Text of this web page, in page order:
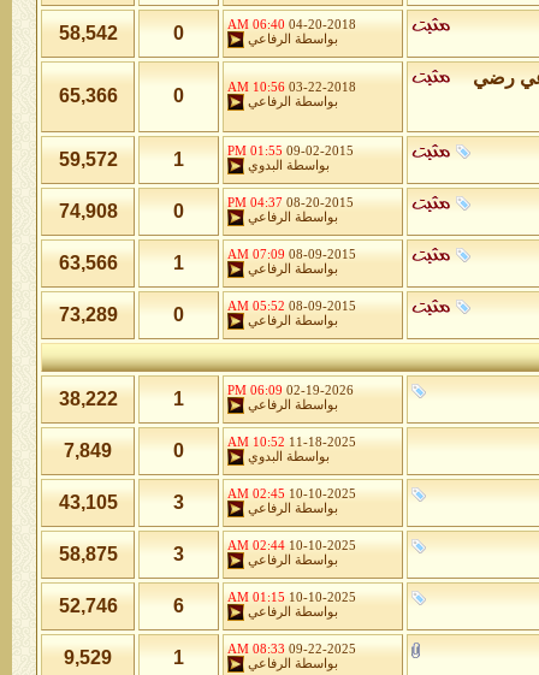
04-20-2018
06:40 AM
بواسطة
الرفاعي 0
58,542
رضي 03-22-2018
10:56 AM
بواسطة
الرفاعي 0
65,366
09-02-2015
01:55 PM
بواسطة
البدوي 1
59,572
08-20-2015
04:37 PM
بواسطة
الرفاعي 0
74,908
08-09-2015
07:09 AM
بواسطة
الرفاعي 1
63,566
08-09-2015
05:52 AM
بواسطة
الرفاعي 0
73,289
02-19-2026
06:09 PM
بواسطة
الرفاعي 1
38,222
11-18-2025
10:52 AM
بواسطة
البدوي 0
7,849
10-10-2025
02:45 AM
بواسطة
الرفاعي 3
43,105
10-10-2025
02:44 AM
بواسطة
الرفاعي 3
58,875
10-10-2025
01:15 AM
بواسطة
الرفاعي 6
52,746
09-22-2025
08:33 AM
بواسطة
الرفاعي 1
9,529